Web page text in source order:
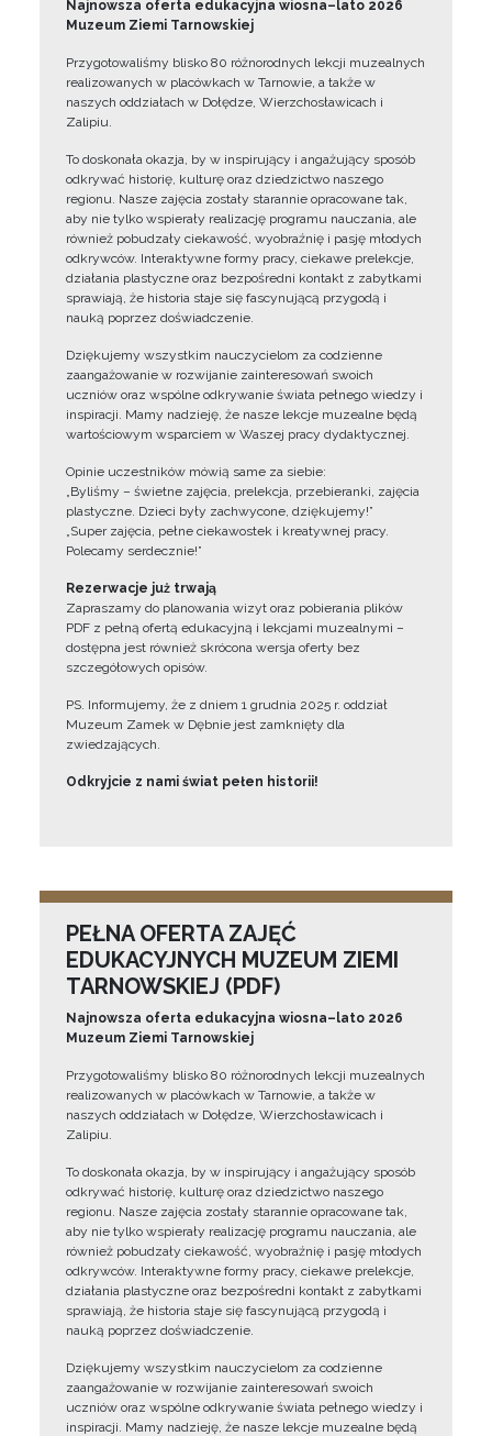
Najnowsza oferta edukacyjna wiosna–lato 2026
Muzeum Ziemi Tarnowskiej
Przygotowaliśmy blisko 80 różnorodnych lekcji muzealnych
realizowanych w placówkach w Tarnowie, a także w
naszych oddziałach w Dołędze, Wierzchosławicach i
Zalipiu.
To doskonała okazja, by w inspirujący i angażujący sposób
odkrywać historię, kulturę oraz dziedzictwo naszego
regionu. Nasze zajęcia zostały starannie opracowane tak,
aby nie tylko wspierały realizację programu nauczania, ale
również pobudzały ciekawość, wyobraźnię i pasję młodych
odkrywców. Interaktywne formy pracy, ciekawe prelekcje,
działania plastyczne oraz bezpośredni kontakt z zabytkami
sprawiają, że historia staje się fascynującą przygodą i
nauką poprzez doświadczenie.
Dziękujemy wszystkim nauczycielom za codzienne
zaangażowanie w rozwijanie zainteresowań swoich
uczniów oraz wspólne odkrywanie świata pełnego wiedzy i
inspiracji. Mamy nadzieję, że nasze lekcje muzealne będą
wartościowym wsparciem w Waszej pracy dydaktycznej.
Opinie uczestników mówią same za siebie:
„Byliśmy – świetne zajęcia, prelekcja, przebieranki, zajęcia
plastyczne. Dzieci były zachwycone, dziękujemy!”
„Super zajęcia, pełne ciekawostek i kreatywnej pracy.
Polecamy serdecznie!”
Rezerwacje już trwają
Zapraszamy do planowania wizyt oraz pobierania plików
PDF z pełną ofertą edukacyjną i lekcjami muzealnymi –
dostępna jest również skrócona wersja oferty bez
szczegółowych opisów.
PS. Informujemy, że z dniem 1 grudnia 2025 r. oddział
Muzeum Zamek w Dębnie jest zamknięty dla
zwiedzających.
Odkryjcie z nami świat pełen historii!
PEŁNA OFERTA ZAJĘĆ
EDUKACYJNYCH MUZEUM ZIEMI
TARNOWSKIEJ (PDF)
Najnowsza oferta edukacyjna wiosna–lato 2026
Muzeum Ziemi Tarnowskiej
Przygotowaliśmy blisko 80 różnorodnych lekcji muzealnych
realizowanych w placówkach w Tarnowie, a także w
naszych oddziałach w Dołędze, Wierzchosławicach i
Zalipiu.
To doskonała okazja, by w inspirujący i angażujący sposób
odkrywać historię, kulturę oraz dziedzictwo naszego
regionu. Nasze zajęcia zostały starannie opracowane tak,
aby nie tylko wspierały realizację programu nauczania, ale
również pobudzały ciekawość, wyobraźnię i pasję młodych
odkrywców. Interaktywne formy pracy, ciekawe prelekcje,
działania plastyczne oraz bezpośredni kontakt z zabytkami
sprawiają, że historia staje się fascynującą przygodą i
nauką poprzez doświadczenie.
Dziękujemy wszystkim nauczycielom za codzienne
zaangażowanie w rozwijanie zainteresowań swoich
uczniów oraz wspólne odkrywanie świata pełnego wiedzy i
inspiracji. Mamy nadzieję, że nasze lekcje muzealne będą